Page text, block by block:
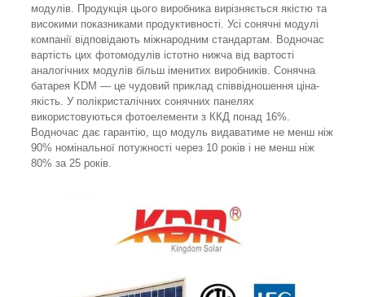
модулів. Продукція цього виробника вирізняється якістю та
високими показниками продуктивності. Усі сонячні модулі
компанії відповідають міжнародним стандартам. Водночас
вартість цих фотомодулів істотно нижча від вартості
аналогічних модулів більш іменитих виробників. Сонячна
батарея KDM — це чудовий приклад співвідношення ціна-
якість. У полікристалічних сонячних панелях
використовуються фотоелементи з ККД понад 16%.
Водночас дає гарантію, що модуль видаватиме не менш ніж
90% номінальної потужності через 10 років і не менш ніж
80% за 25 років.